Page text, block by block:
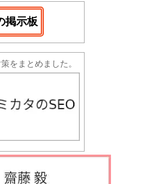
掲示板
をまとめました。